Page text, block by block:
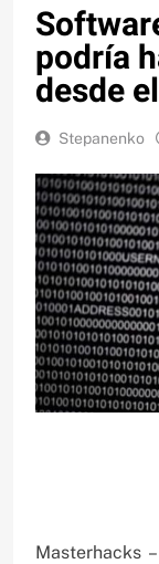
podría
desde
Stepanenko
Masterhacks